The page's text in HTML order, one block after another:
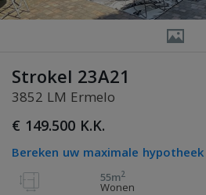
Strokel 23A21
3852 LM Ermelo
€ 149.500 K.K.
Bereken uw maximale hypotheek
55m2
Wonen